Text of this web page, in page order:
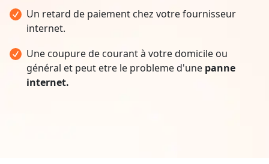
Un retard de paiement chez votre fournisseur
internet.
Une coupure de courant à votre domicile ou
général et peut etre le probleme d'une panne
internet.